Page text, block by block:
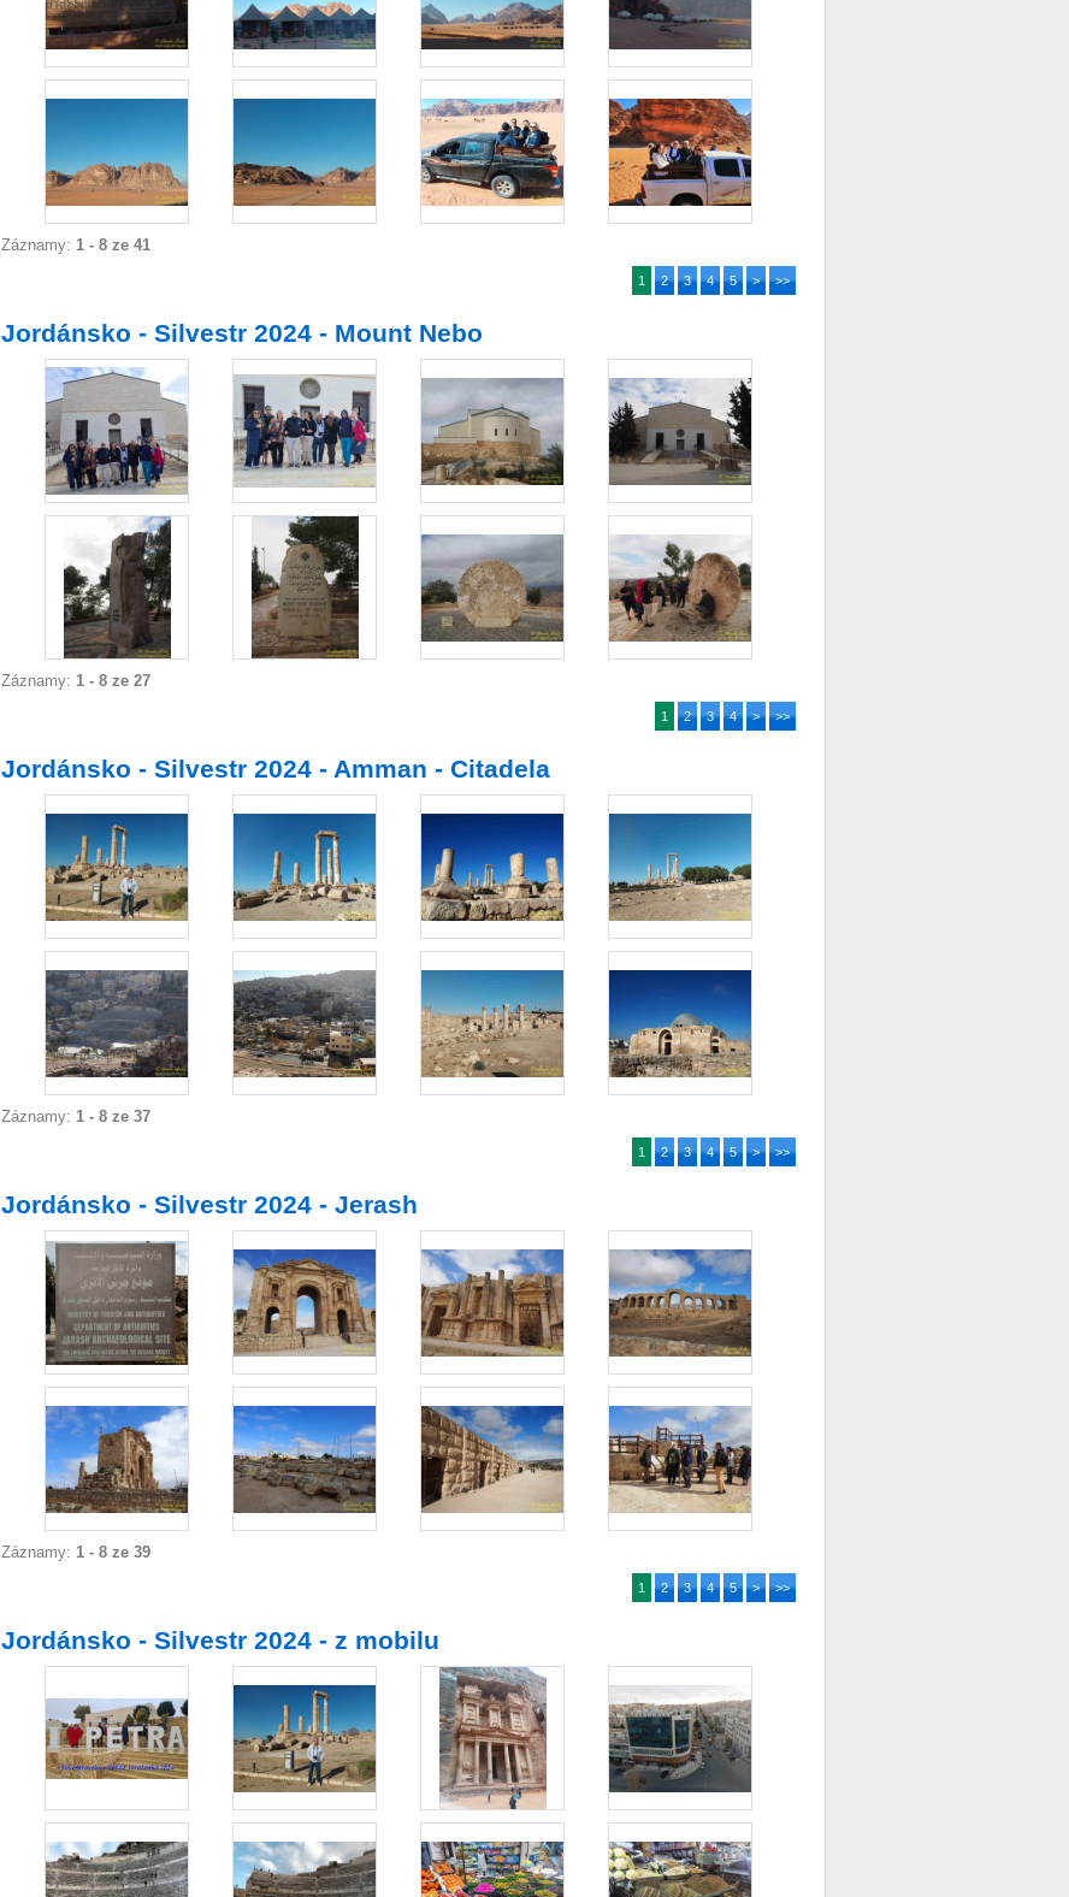
Záznamy: 1 - 8 ze 41
1 2 3 4 5 > >>
Jordánsko - Silvestr 2024 - Mount Nebo
Záznamy: 1 - 8 ze 27
1 2 3 4 > >>
Jordánsko - Silvestr 2024 - Amman - Citadela
Záznamy: 1 - 8 ze 37
1 2 3 4 5 > >>
Jordánsko - Silvestr 2024 - Jerash
Záznamy: 1 - 8 ze 39
1 2 3 4 5 > >>
Jordánsko - Silvestr 2024 - z mobilu